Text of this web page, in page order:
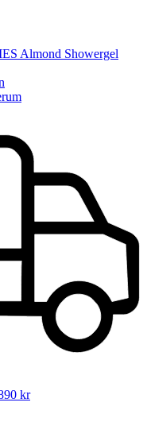
Almond Showergel
kr